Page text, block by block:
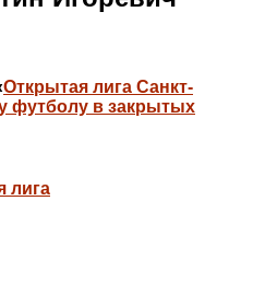
Открытая лига Санкт-
футболу в закрытых
лига